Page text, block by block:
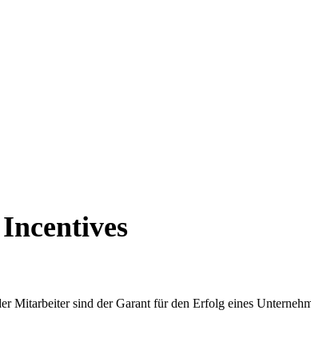
Mitarbeiter sind der Garant für den Erfolg eines